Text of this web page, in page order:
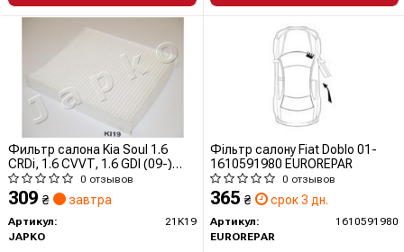
Фильтр салона Kia Soul 1.6
CRDi, 1.6 CVVT, 1.6 GDI (09-)
(21K19) JAPKO0 отзывов
309 ₴ завтра
Артикул:
21K19
JAPKO
Фільтр салону Fiat Doblo 01-
1610591980 EUROREPAR
0 отзывов
365 ₴ срок 3 дн.
Артикул:
1610591980
EUROREPAR